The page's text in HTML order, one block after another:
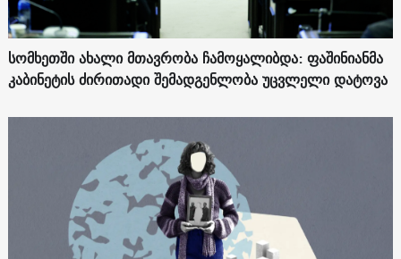
სომხეთში ახალი მთავრობა ჩამოყალიბდა: ფაშინიანმა
კაბინეტის ძირითადი შემადგენლობა უცვლელი დატოვა